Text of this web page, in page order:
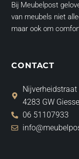
Bij Meubelpost
van meubels niet
maar ook om
CONTACT
Nijverheidstraat
4283 GW
06 51107933